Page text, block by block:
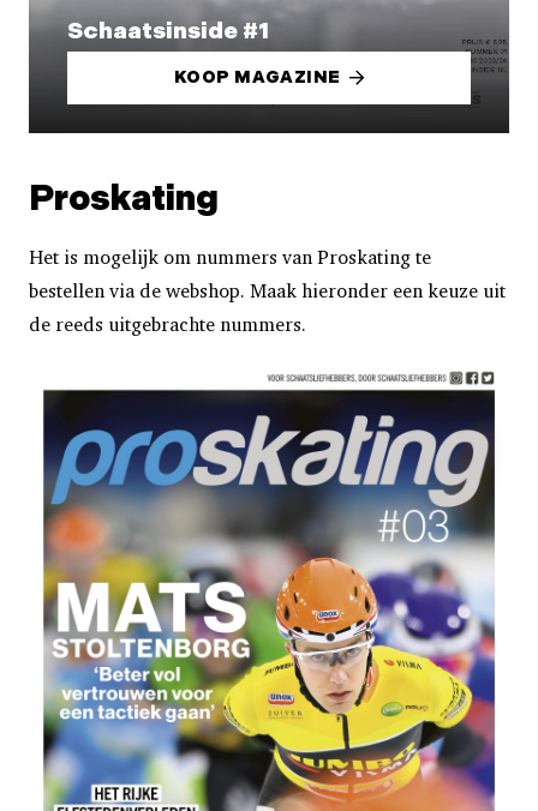
Schaatsinside #1
KOOP MAGAZINE
Proskating
Het is mogelijk om nummers van Proskating te
bestellen via de webshop. Maak hieronder een keuze uit
de reeds uitgebrachte nummers.